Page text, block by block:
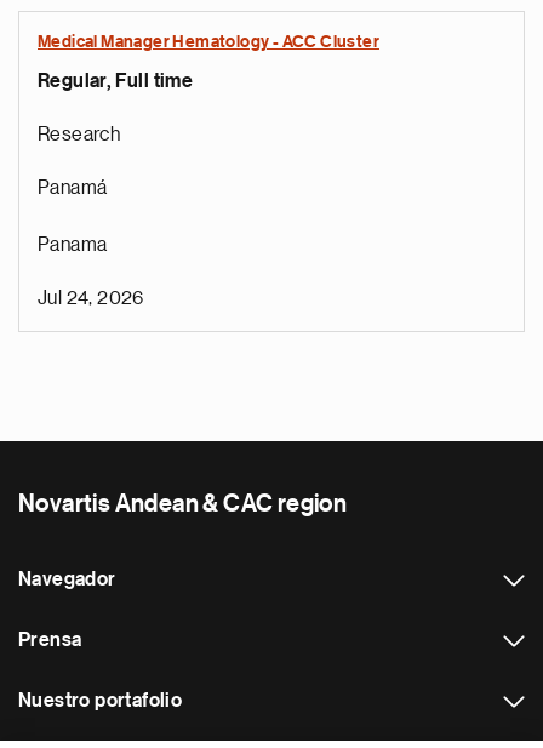
Medical Manager Hematology - ACC Cluster
Regular, Full time
Research
Panamá
Panama
Jul 24, 2026
Novartis Andean & CAC region
Navegador
Prensa
Nuestro portafolio